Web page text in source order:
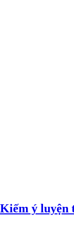
ý luyện